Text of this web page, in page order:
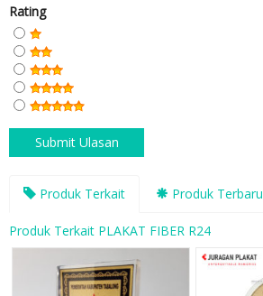
Rating
Produk Terkait Produk Terbaru
Produk Terkait PLAKAT FIBER R24